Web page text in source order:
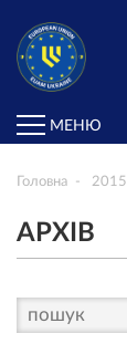
МЕНЮ
Головна 2015
АРХІВ